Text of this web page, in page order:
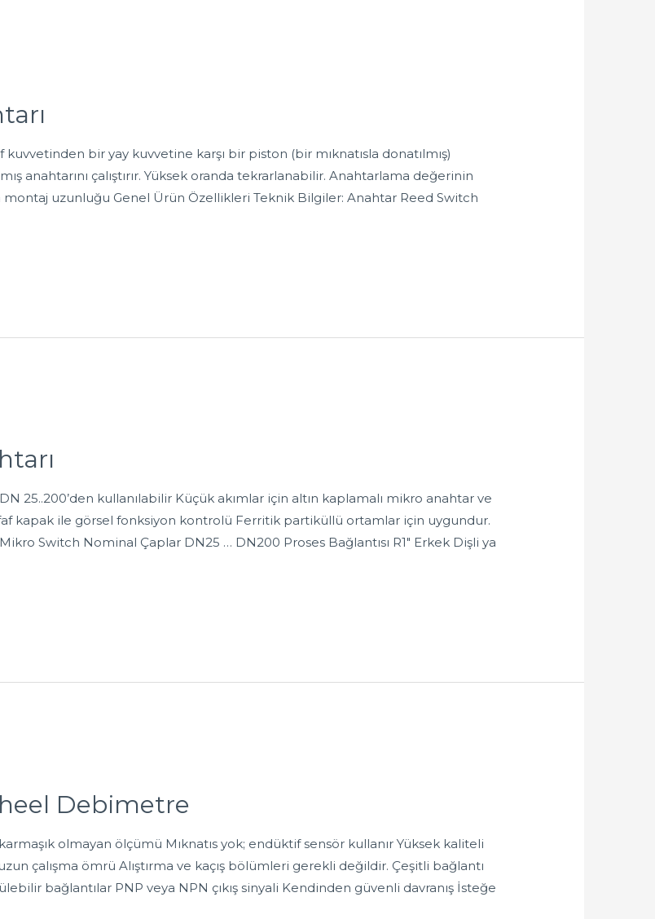
kuvvetinden bir yay kuvvetine karşı bir piston (bir mıknatısla donatılmış)
anahtarını çalıştırır. Yüksek oranda tekrarlanabilir. Anahtarlama değerinin
montaj uzunluğu Genel Ürün Özellikleri Teknik Bilgiler: Anahtar Reed Switch
25..200’den kullanılabilir Küçük akımlar için altın kaplamalı mikro anahtar ve
kapak ile görsel fonksiyon kontrolü Ferritik partiküllü ortamlar için uygundur.
Switch Nominal Çaplar DN25 … DN200 Proses Bağlantısı R1″ Erkek Dişli ya
Debimetre
olmayan ölçümü Mıknatıs yok; endüktif sensör kullanır Yüksek kaliteli
çalışma ömrü Alıştırma ve kaçış bölümleri gerekli değildir. Çeşitli bağlantı
bağlantılar PNP veya NPN çıkış sinyali Kendinden güvenli davranış İsteğe